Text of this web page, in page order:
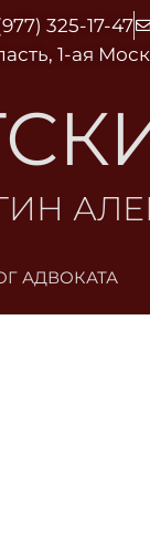
325-17-47
1-ая
АДВОКАТА